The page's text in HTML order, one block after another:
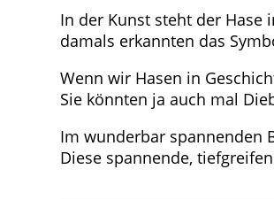
In der Kunst steht der
damals erkannten das
Wenn wir Hasen in
Sie könnten ja auch mal
Im wunderbar spannenden
Diese spannende,